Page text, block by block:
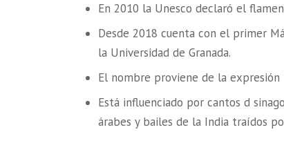
En 2010 la Unesco declaró el
Desde 2018 cuenta con el primer
la Universidad de Granada.
El nombre proviene de la expresión
Está influenciado por cantos d
árabes y bailes de la India traídos